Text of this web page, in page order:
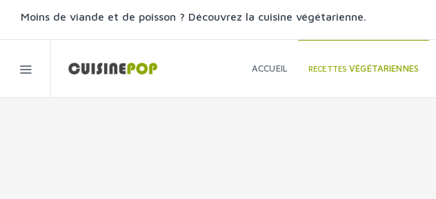
Moins de viande et de poisson ? Découvrez la cuisine végétarienne.
ACCUEIL RECETTESVÉGÉTARIENNES